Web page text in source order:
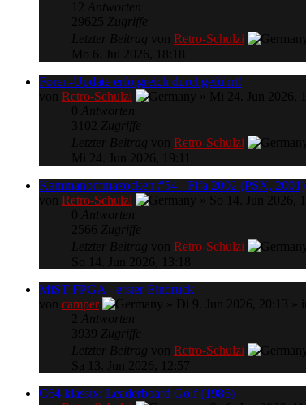
Retro-Schulzi
Foren-Update erfolgreich durchgeführt!
Retro-Schulzi
Retro-Schulzi
Kammanommazocken #54 - Fifa 2002 (PSX, 2001)
Retro-Schulzi
Retro-Schulzi
MiST FPGA - erster Eindruck
camper
Retro-Schulzi
C64 klassix: Leaderboard Golf (1986)